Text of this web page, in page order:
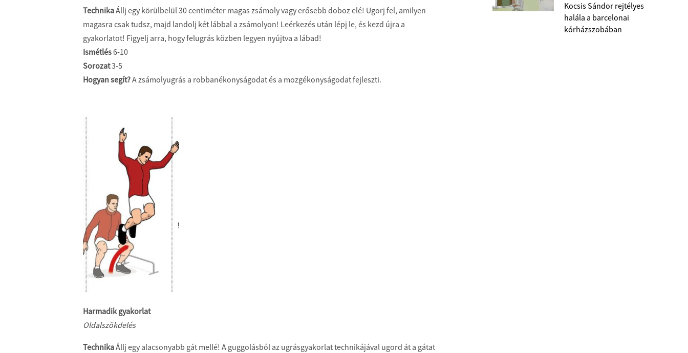
TechnikaÁllj egy körülbelül 30 centiméter magas zsámoly vagy erősebb doboz elé! Ugorj fel, amilyen
magasra csak tudsz, majd landolj két lábbal a zsámolyon! Leérkezés után lépj le, és kezd újra a
gyakorlatot! Figyelj arra, hogy felugrás közben legyen nyújtva a lábad!
Ismétlés6-10
Sorozat3-5
Hogyan segít?A zsámolyugrás a robbanékonyságodat és a mozgékonyságodat fejleszti.
Harmadik gyakorlat
Oldalszökdelés
TechnikaÁllj egy alacsonyabb gát mellé! A guggolásból az ugrásgyakorlat technikájával ugord át a gátat
Kocsis Sándor rejtélyes
halála a barcelonai
kórházszobában